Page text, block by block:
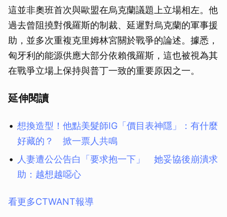
這並非奧班首次與歐盟在烏克蘭議題上立場相左。他
過去曾阻撓對俄羅斯的制裁、延遲對烏克蘭的軍事援
助，並多次重複克里姆林宮關於戰爭的論述。據悉，
匈牙利的能源供應大部分依賴俄羅斯，這也被視為其
在戰爭立場上保持與普丁一致的重要原因之一。
延伸閱讀
想換造型！他點美髮師IG「價目表神隱」：有什麼
好藏的？ 掀一票人共鳴
人妻遭公公告白「要求抱一下」 她妥協後崩潰求
助：越想越噁心
看更多CTWANT報導